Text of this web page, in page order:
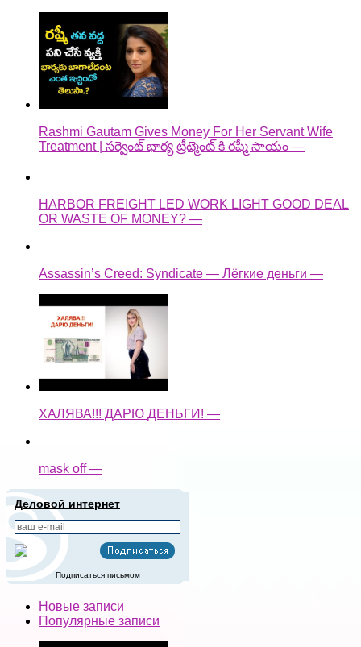
Rashmi Gautam Gives Money For Her Servant Wife
Treatment | సర్వెంట్ భార్య ట్రీట్మెంట్ కి రష్మీ సాయం —
HARBOR FREIGHT LED WORK LIGHT GOOD DEAL
OR WASTE OF MONEY? —
Assassin’s Creed: Syndicate — Лёгкие деньги —
ХАЛЯВА!!! ДАРЮ ДЕНЬГИ! —
mask off —
Деловой интернет
Подписаться письмом
Новые записи
Популярные записи